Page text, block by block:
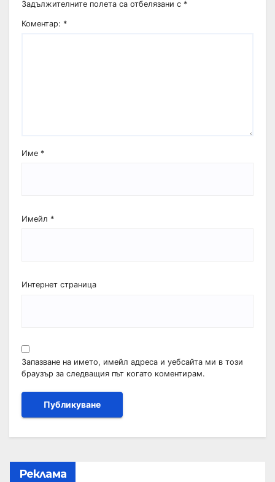
Задължителните полета са отбелязани с *
Коментар: *
Име *
Имейл *
Интернет страница
Запазване на името, имейл адреса и уебсайта ми в този
браузър за следващия път когато коментирам.
Реклама